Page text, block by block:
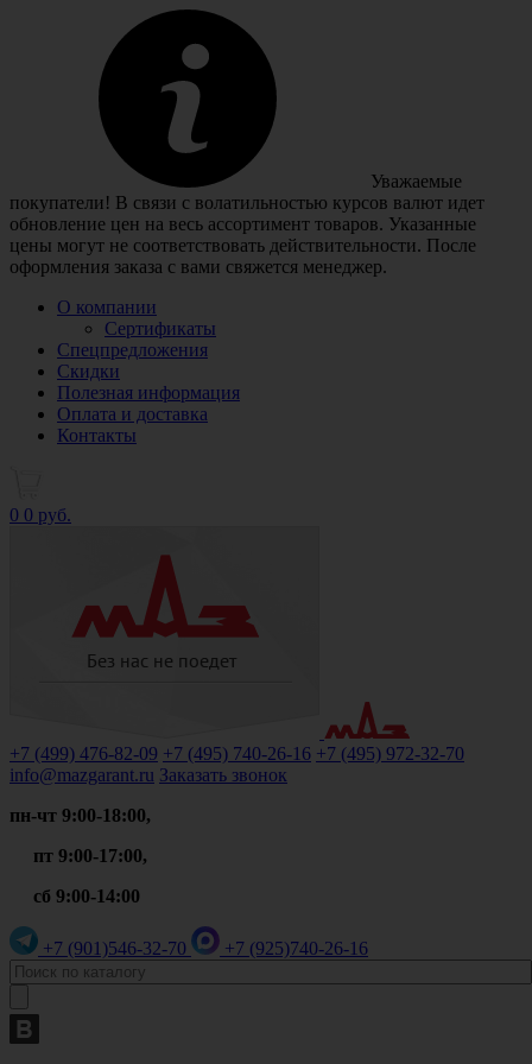
Уважаемые
покупатели! В связи с волатильностью курсов валют идет
обновление цен на весь ассортимент товаров. Указанные
цены могут не соответствовать действительности. После
оформления заказа с вами свяжется менеджер.
О компании
Сертификаты
Спецпредложения
Скидки
Полезная информация
Оплата и доставка
Контакты
0 0 руб.
+7 (499) 476-82-09 +7 (495) 740-26-16 +7 (495) 972-32-70
info@mazgarant.ru Заказать звонок
пн-чт 9:00-18:00,
пт 9:00-17:00,
сб 9:00-14:00
+7 (901)546-32-70 +7 (925)740-26-16